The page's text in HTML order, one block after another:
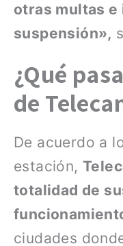
otras multas e
suspensión»,
¿Qué
de
De acuerdo a
estación,
totalidad de
ciudades